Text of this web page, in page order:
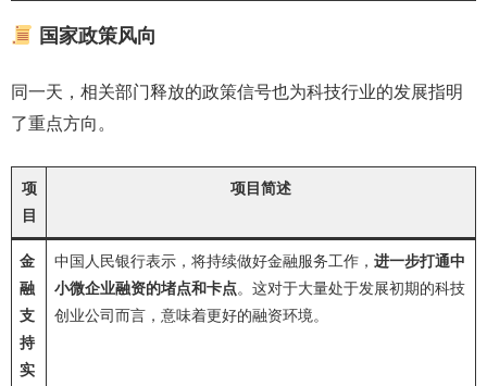
国家政策风向
同一天，相关部门释放的政策信号也为科技行业的发展指明
了重点方向。
项
目
项目简述
金
融
支
持
实
中国人民银行表示，将持续做好金融服务工作， 进一步打通中
小微企业融资的堵点和卡点。这对于大量处于发展初期的科技
创业公司而言，意味着更好的融资环境。